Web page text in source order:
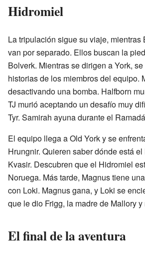
Hidromiel
La tripulación sigue su viaje, mientras
van por separado. Ellos buscan la
Bolverk. Mientras se dirigen a York,
historias de los miembros del equipo.
desactivando una bomba. Halfborn
TJ murió aceptando un desafío muy
Tyr. Samirah ayuna durante el
El equipo llega a Old York y se
Hrungnir. Quieren saber dónde está
Kvasir. Descubren que el Hidromiel
Noruega. Más tarde, Magnus tiene
con Loki. Magnus gana, y Loki se
que le dio Frigg, la madre de Mallory
El final de la aventura